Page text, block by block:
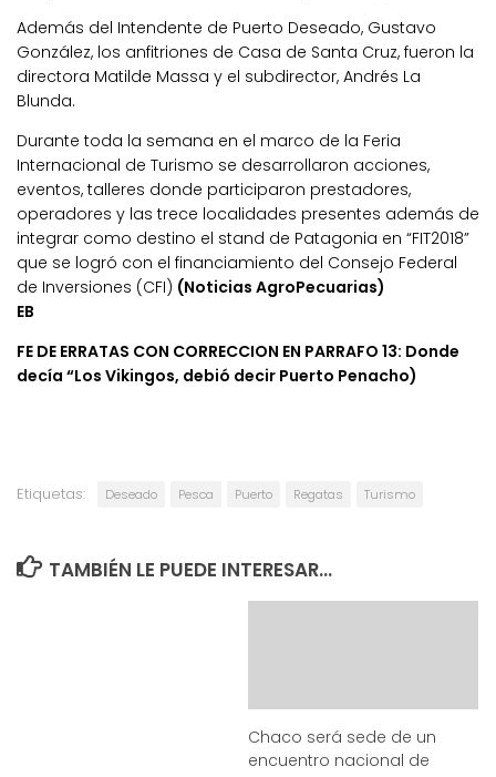
Además del Intendente de Puerto Deseado, Gustavo
González, los anfitriones de Casa de Santa Cruz, fueron la
directora Matilde Massa y el subdirector, Andrés La
Blunda.
Durante toda la semana en el marco de la Feria
Internacional de Turismo se desarrollaron acciones,
eventos, talleres donde participaron prestadores,
operadores y las trece localidades presentes además de
integrar como destino el stand de Patagonia en “FIT2018”
que se logró con el financiamiento del Consejo Federal
de Inversiones (CFI) (Noticias AgroPecuarias)
EB
FE DE ERRATAS CON CORRECCION EN PARRAFO 13: Donde
decía “Los Vikingos, debió decir Puerto Penacho)
Etiquetas: Deseado Pesca Puerto Regatas Turismo
TAMBIÉN LE PUEDE INTERESAR...
Chaco será sede de un
encuentro nacional de